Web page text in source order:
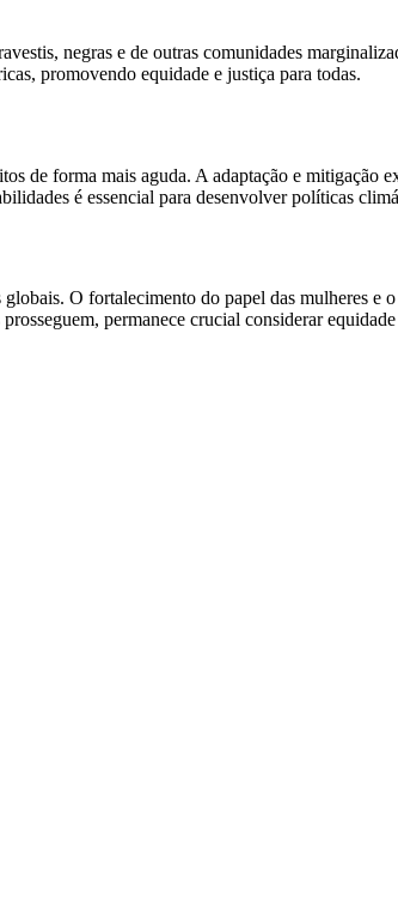
negras e de outras comunidades
promovendo equidade e justiça para todas.
de forma mais aguda. A adaptação e mitigação
é essencial para desenvolver políticas
O fortalecimento do papel das mulheres e
permanece crucial considerar